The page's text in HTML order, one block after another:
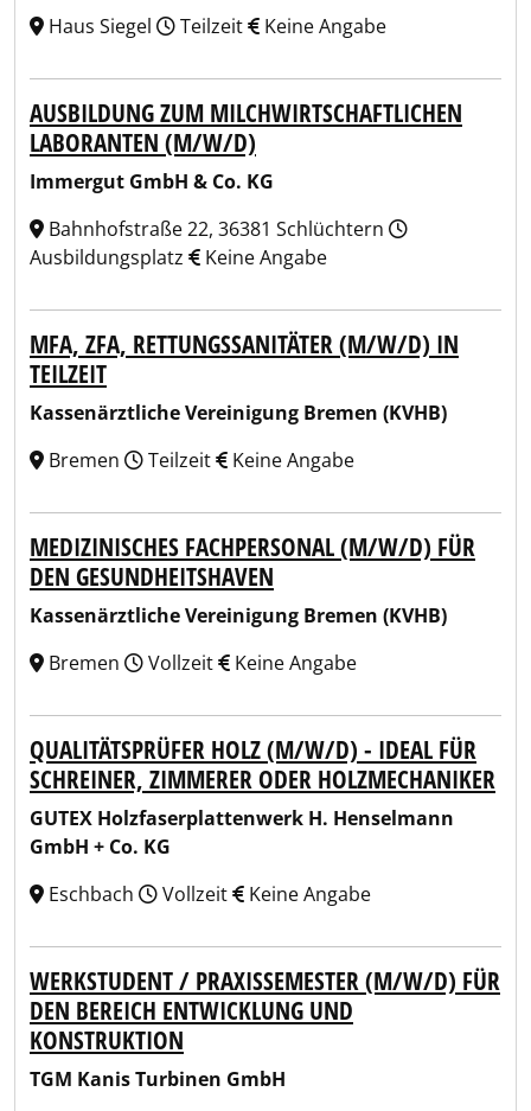
Haus Siegel
Teilzeit Keine Angabe
AUSBILDUNG ZUM MILCHWIRTSCHAFTLICHEN
LABORANTEN (M/W/D)
Immergut GmbH & Co. KG
Bahnhofstraße 22, 36381 Schlüchtern
Ausbildungsplatz
Keine Angabe
MFA, ZFA, RETTUNGSSANITÄTER (M/W/D) IN
TEILZEIT
Kassenärztliche Vereinigung Bremen (KVHB)
Bremen
Teilzeit Keine Angabe
MEDIZINISCHES FACHPERSONAL (M/W/D) FÜR
DEN GESUNDHEITSHAVEN
Kassenärztliche Vereinigung Bremen (KVHB)
Bremen
Vollzeit Keine Angabe
QUALITÄTSPRÜFER HOLZ (M/W/D) - IDEAL FÜR
SCHREINER, ZIMMERER ODER HOLZMECHANIKER
GUTEX Holzfaserplattenwerk H. Henselmann
GmbH + Co. KG
Eschbach
Vollzeit Keine Angabe
WERKSTUDENT / PRAXISSEMESTER (M/W/D) FÜR
DEN BEREICH ENTWICKLUNG UND
KONSTRUKTION
TGM Kanis Turbinen GmbH